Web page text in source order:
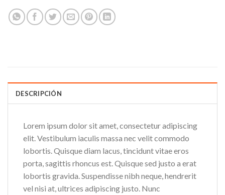
DESCRIPCIÓN
Lorem ipsum dolor sit amet, consectetur adipiscing
elit. Vestibulum iaculis massa nec velit commodo
lobortis. Quisque diam lacus, tincidunt vitae eros
porta, sagittis rhoncus est. Quisque sed justo a erat
lobortis gravida. Suspendisse nibh neque, hendrerit
vel nisi at, ultrices adipiscing justo. Nunc